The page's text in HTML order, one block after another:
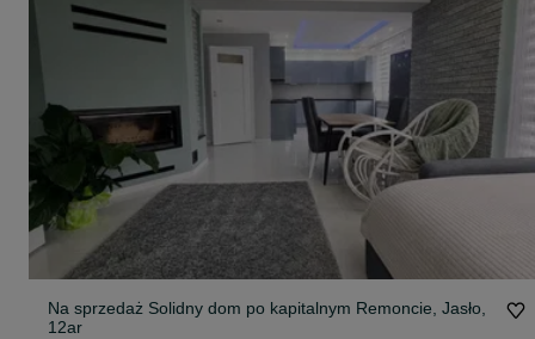
Na sprzedaż Solidny dom po kapitalnym Remoncie, Jasło,
12ar